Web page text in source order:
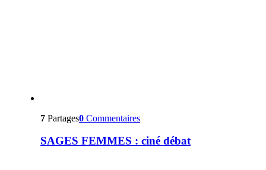
7 Partages0 Commentaires
SAGES FEMMES : ciné débat